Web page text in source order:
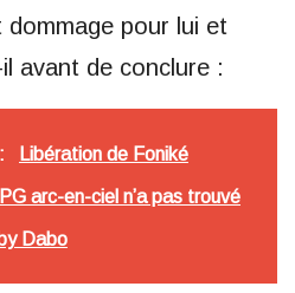
dommage pour lui et
avant de conclure :
Libération de Foniké
arc-en-ciel n’a pas trouvé
Dabo